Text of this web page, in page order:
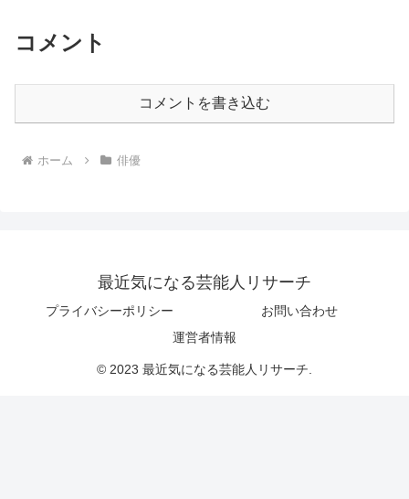
コメント
コメントを書き込む
ホーム 俳優
最近気になる芸能人リサーチ
プライバシーポリシー
お問い合わせ
運営者情報
© 2023 最近気になる芸能人リサーチ.